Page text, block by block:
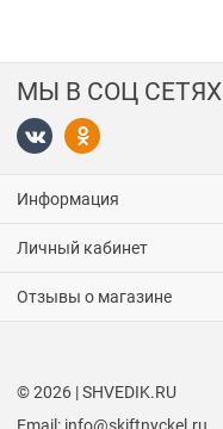
МЫ В СОЦ СЕТЯХ
Информация
Личный кабинет
Отзывы о магазине
© 2026 | SHVEDIK.RU